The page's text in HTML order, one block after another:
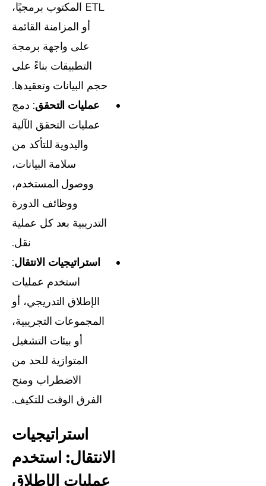
ETL المكتوب برمجيًا،
أو المزامنة القائمة
على واجهة برمجة
التطبيقات بناءً على
حجم البيانات وتعقيدها.
عمليات التحقق: دمج
عمليات التحقق الآلية
واليدوية للتأكد من
سلامة البيانات،
ووصول المستخدم،
ووظائف الدورة
التدريبية بعد كل عملية
نقل.
استراتيجيات الانتقال:
استخدم عمليات
الإطلاق التدريجي، أو
المجموعات التجريبية،
أو بيئات التشغيل
المتوازية للحد من
الاضطراب ومنح
الفرق الوقت للتكيف.
استراتيجيات
الانتقال: استخدم
عمليات الإطلاق